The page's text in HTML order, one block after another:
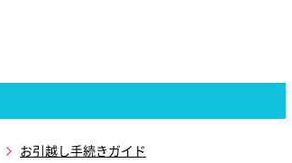
お引越し手続きガイド